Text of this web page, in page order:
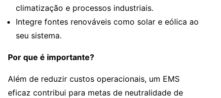
climatização e processos industriais.
Integre fontes renováveis como solar e eólica ao
seu sistema.
Por que é importante?
Além de reduzir custos operacionais, um EMS
eficaz contribui para metas de neutralidade de